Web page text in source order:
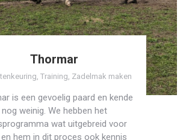
Thormar
, Training, Zadelmak maken
is een gevoelig paard en kende
nog weinig. We hebben het
wat uitgebreid voor
hem in dit proces ook kennis